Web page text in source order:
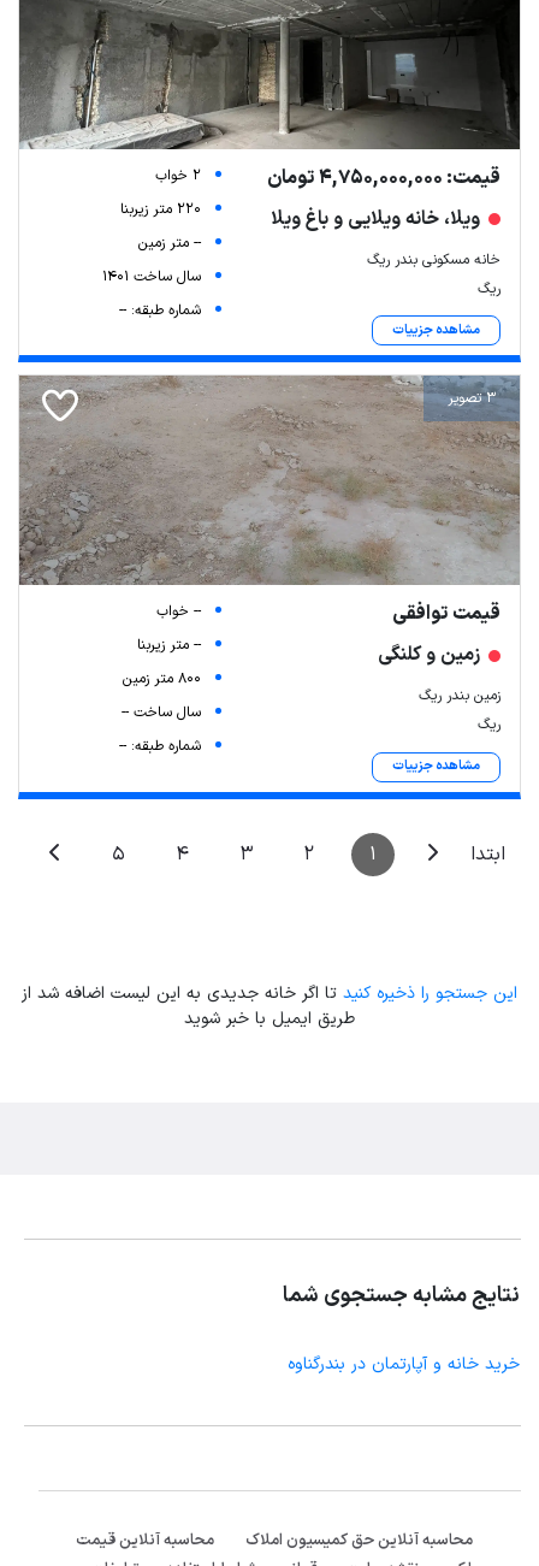
Leaflet| Map data ©ariamarz.com
قیمت: 4,750,000,000 تومان
ویلا، خانه ویلایی و باغ ویلا
خانه مسکونی بندر ریگ
ریگ
مشاهده جزییات
2 خواب
220 متر زیربنا
-- متر زمین
سال ساخت 1401
شماره طبقه: --
3 تصویر
قیمت توافقی
زمین و کلنگی
زمین بندر ریگ
ریگ
مشاهده جزییات
-- خواب
-- متر زیربنا
800 متر زمین
سال ساخت --
شماره طبقه: --
ابتدا 1
2
3
4
5
این جستجو را ذخیره کنید تا اگر خانه جدیدی به این لیست اضافه شد از
طریق ایمیل با خبر شوید
نتایج مشابه جستجوی شما
خرید خانه و آپارتمان در بندرگناوه
محاسبه آنلاین حق کمیسیون املاک
محاسبه آنلاین قیمت